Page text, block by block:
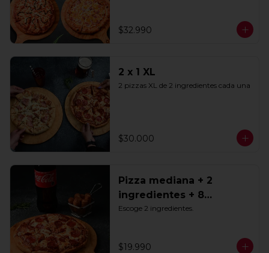
$32.990
2 x 1 XL
2 pizzas XL de 2 ingredientes cada una
$30.000
Pizza mediana + 2
ingredientes + 8
Tequeños + Bebida 1.5lts
Escoge 2 ingredientes.
$19.990